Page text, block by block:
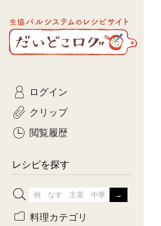
生協パルシステムのレシピ
サイト
だいどこログ
ログイン
クリップ
閲覧履歴
レシピを探す
料理カテゴリ